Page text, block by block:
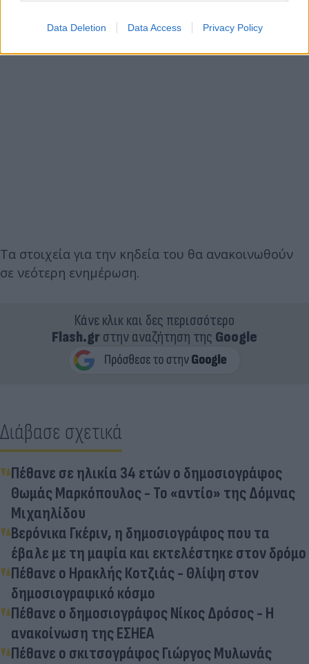
Data Deletion Data Access Privacy Policy
Τα στοιχεία για την κηδεία του θα ανακοινωθούν
σε νεότερη ενημέρωση.
Κάνε κλικ και δες περισσότερο
Flash.grστην αναζήτηση της Google
Διάβασε σχετικά
Πέθανε σε ηλικία 34 ετών ο δημοσιογράφος
Θωμάς Μαρκόπουλος - Το «αντίο» της Δόμνας
Μιχαηλίδου
Βερόνικα Γκέριν, η δημοσιογράφος που τα
έβαλε με τη μαφία και εκτελέστηκε στον δρόμο
Πέθανε ο Ηρακλής Κοτζιάς - Θλίψη στον
δημοσιογραφικό κόσμο
Πέθανε ο δημοσιογράφος Νίκος Δρόσος - Η
ανακοίνωση της ΕΣΗΕΑ
Πέθανε ο σκιτσογράφος Γιώργος Μυλωνάς